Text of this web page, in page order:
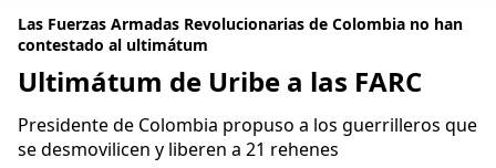
Las Fuerzas Armadas Revolucionarias de Colombia no han
contestado al ultimátum
Ultimátum de Uribe a las FARC
Presidente de Colombia propuso a los guerrilleros que
se desmovilicen y liberen a 21 rehenes